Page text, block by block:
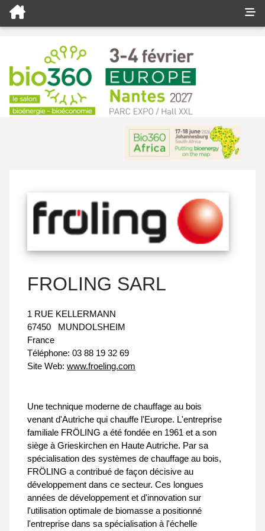
FROLING SARL
1 RUE KELLERMANN
67450
MUNDOLSHEIM
France
Téléphone: 03 88 19 32 69
Site Web: www.froeling.com
Une technique moderne de chauffage au bois
venant d'Autriche qui chauffe l'Europe. L'entreprise
familiale FRÖLING a été fondée en 1961 et a son
siège à Grieskirchen en Haute Autriche. Par sa
spécialisation des systèmes de chauffage au bois,
FRÖLING a contribué de façon décisive au
développement dans ce secteur. Ces longues
années de développement et d'innovation sur
l'utilisation optimale de biomasse a positionné
l'entreprise dans sa spécialisation à l'échelle